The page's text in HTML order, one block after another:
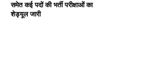
समेत कई पदों की भर्ती परीक्षाओं का
शेड्यूल जारी